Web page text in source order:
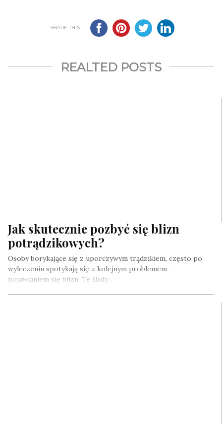
SHARE THIS...
REALTED POSTS
Jak skutecznie pozbyć się blizn
potrądzikowych?
Osoby borykające się z uporczywym trądzikiem, często po
wyleczeniu spotykają się z kolejnym problemem –
pojawianiem się blizn. Te ślady…